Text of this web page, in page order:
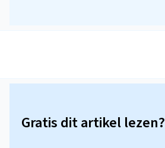
Gratis dit artikel lezen?